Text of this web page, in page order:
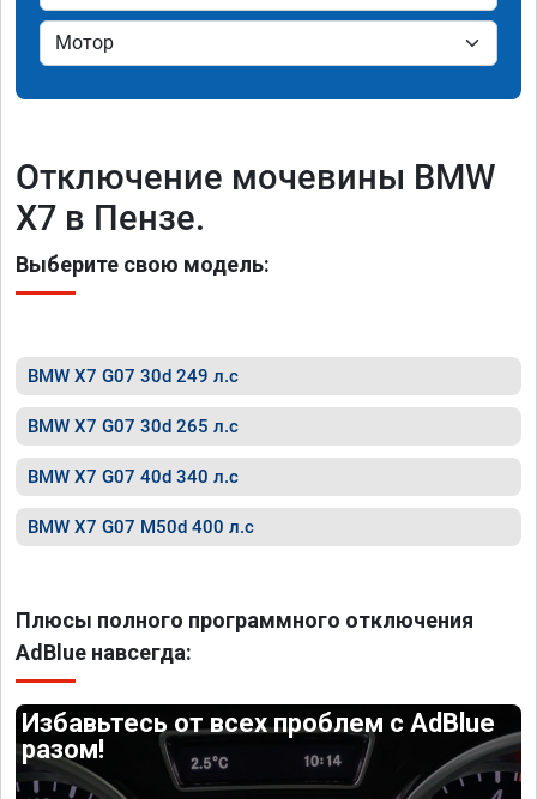
Отключение мочевины BMW
X7 в Пензе.
Выберите свою модель:
BMW X7 G07 30d 249 л.с
BMW X7 G07 30d 265 л.с
BMW X7 G07 40d 340 л.с
BMW X7 G07 M50d 400 л.с
Плюсы полного программного отключения
AdBlue навсегда:
Избавьтесь от всех проблем с AdBlue
разом!